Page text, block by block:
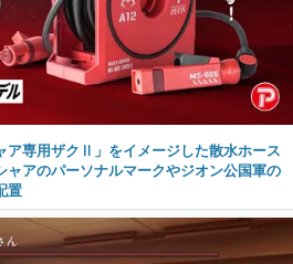
ア専用ザクⅡ」をイメージした散水ホース
ャアのパーソナルマークやジオン公国軍の
置